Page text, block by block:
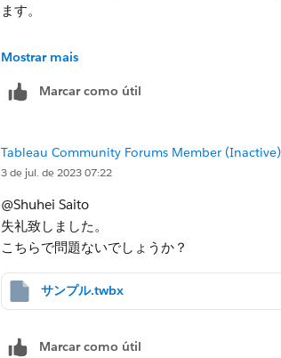
ます。
また、
からデータがあるものを表示
性があるのでしょうか。その場合、このデー
と思います。
もしExcelか何かで計算したことがあってそれ
表や計算過程を見せていただけないでしょうか
Mostrar mais
Marcar como útil
Tableau Community Forums Member
3 de jul. de 2023 07:22
@Shuhei Saito
失礼致しました。
こちらで問題ないでしょうか？
サンプル.twbx
Marcar como útil